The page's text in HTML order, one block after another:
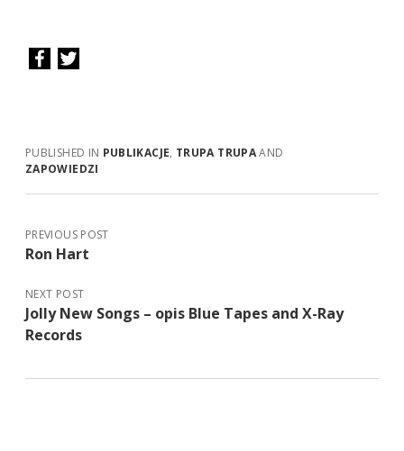
PUBLISHED IN PUBLIKACJE, TRUPA TRUPAAND
ZAPOWIEDZI
PREVIOUS POST
Ron Hart
NEXT POST
Jolly New Songs – opis Blue Tapes and X-Ray
Records